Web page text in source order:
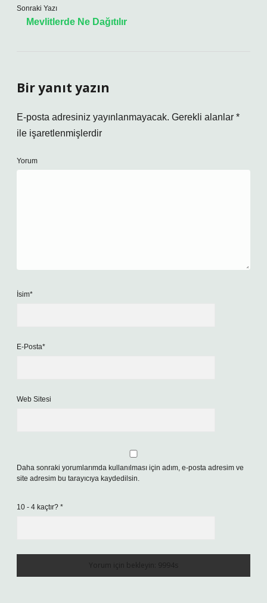
Sonraki Yazı
Mevlitlerde Ne Dağıtılır
Bir yanıt yazın
E-posta adresiniz yayınlanmayacak. Gerekli alanlar *
ile işaretlenmişlerdir
Yorum
İsim*
E-Posta*
Web Sitesi
Daha sonraki yorumlarımda kullanılması için adım, e-posta adresim ve
site adresim bu tarayıcıya kaydedilsin.
10 - 4 kaçtır? *